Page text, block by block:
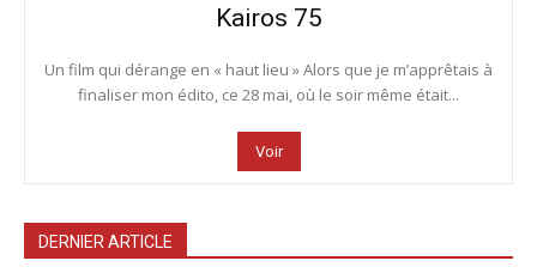
Kairos 75
Un film qui dérange en « haut lieu » Alors que je m’apprêtais à
finaliser mon édito, ce 28 mai, où le soir même était...
Voir
DERNIER ARTICLE